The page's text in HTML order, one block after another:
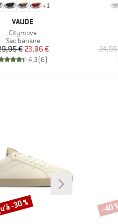
+1
MARQUE
VAUDE
Article
Citymove
Product group
Sac banane
Prix
€Prix réduit
23,96 €
4,3(6)
-30 % -40